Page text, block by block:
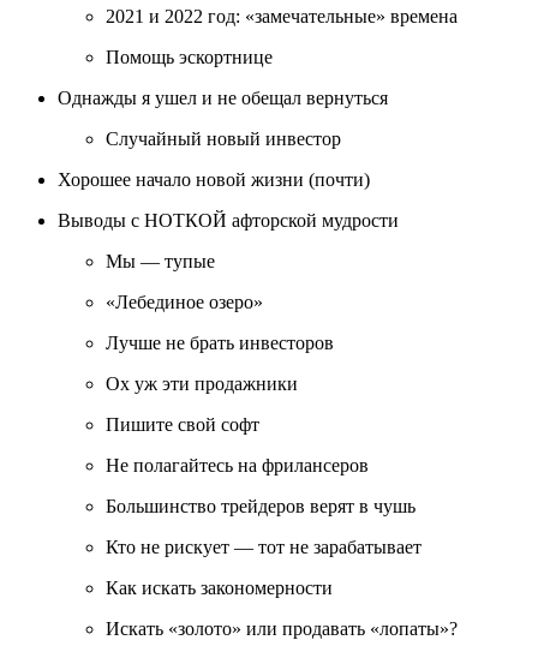
2021 и 2022 год: «замечательные» времена
Помощь эскортнице
Однажды я ушел и не обещал вернуться
Случайный новый инвестор
Хорошее начало новой жизни (почти)
Выводы с НОТКОЙ афторской мудрости
Мы — тупые
«Лебединое озеро»
Лучше не брать инвесторов
Ох уж эти продажники
Пишите свой софт
Не полагайтесь на фрилансеров
Большинство трейдеров верят в чушь
Кто не рискует — тот не зарабатывает
Как искать закономерности
Искать «золото» или продавать «лопаты»?